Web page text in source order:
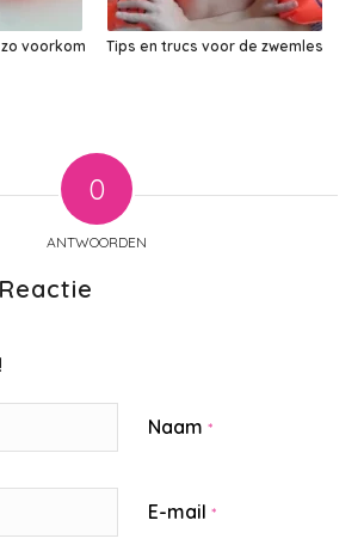
voorkom
Tips en trucs voor de zwemles
0
ANTWOORDEN
Naam*
E-mail*